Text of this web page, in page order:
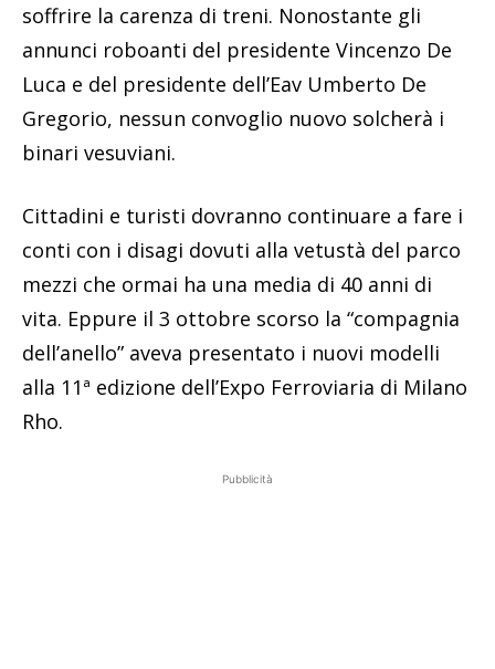
soffrire la carenza di treni. Nonostante gli
annunci roboanti del presidente Vincenzo De
Luca e del presidente dell’Eav Umberto De
Gregorio, nessun convoglio nuovo solcherà i
binari vesuviani.
Cittadini e turisti dovranno continuare a fare i
conti con i disagi dovuti alla vetustà del parco
mezzi che ormai ha una media di 40 anni di
vita. Eppure il 3 ottobre scorso la “compagnia
dell’anello” aveva presentato i nuovi modelli
alla 11ª edizione dell’Expo Ferroviaria di Milano
Rho.
Pubblicità